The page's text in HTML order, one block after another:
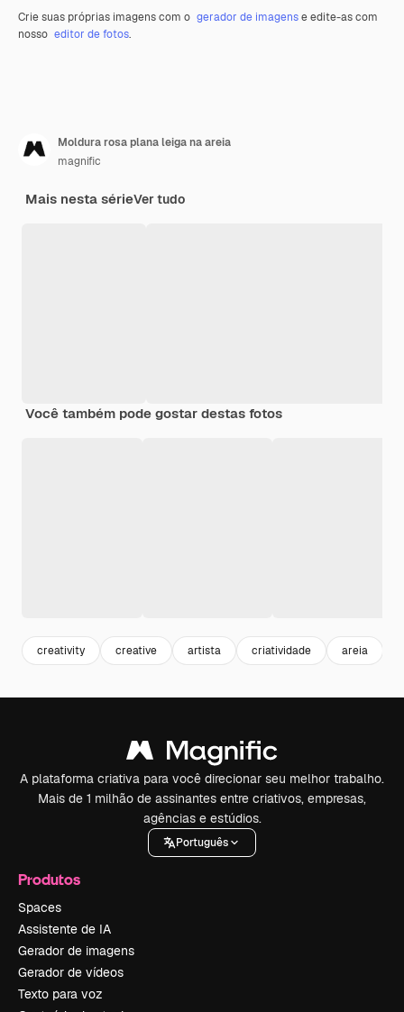
Crie suas próprias imagens com o gerador de imagense edite-as com
nosso editor de fotos.
Moldura rosa plana leiga na areia
magnific
Mais nesta sérieVer tudo
Você também pode gostar destas fotos
creativity creative artista criatividade areia
A plataforma criativa para você direcionar seu melhor trabalho.
Mais de 1 milhão de assinantes entre criativos, empresas,
agências e estúdios.
Português
Produtos
Spaces
Assistente de IA
Gerador de imagens
Gerador de vídeos
Texto para voz